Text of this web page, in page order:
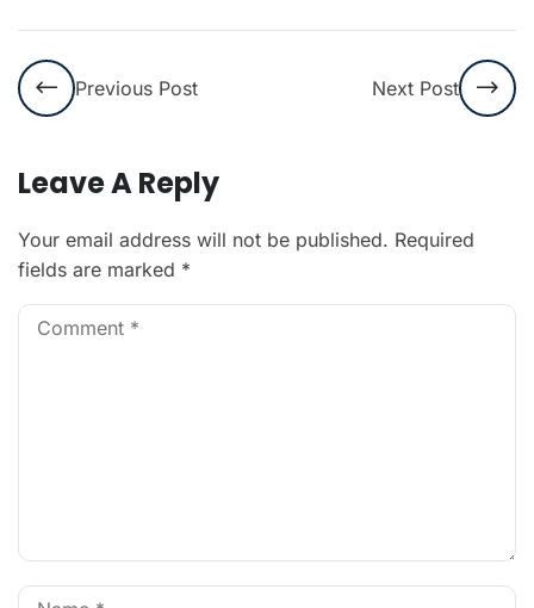
Previous Post Next Post
Leave A Reply
Your email address will not be published. Required
fields are marked *